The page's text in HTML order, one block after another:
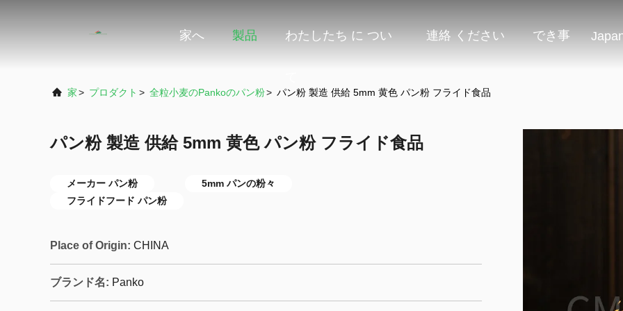
家へ 製品 わたしたち に つい 連絡 ください でき事
家> プロダクト > 全粒小麦のPankoのパン粉> パン粉 製造 供給 5mm 黄色 パン粉 フライド食品
パン粉 製造 供給 5mm 黄色 パン粉 フライド食品
メーカー パン粉
5mm パンの粉々
フライドフード パン粉
Place of Origin: CHINA
ブランド名: Panko